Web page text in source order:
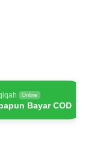
Online
Bayar COD